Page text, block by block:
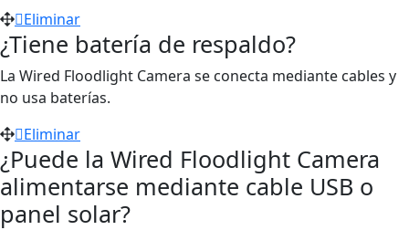
Eliminar
¿Tiene batería de respaldo?
La Wired Floodlight Camera se conecta mediante cables y
no usa baterías.
Eliminar
¿Puede la Wired Floodlight Camera
alimentarse mediante cable USB o
panel solar?